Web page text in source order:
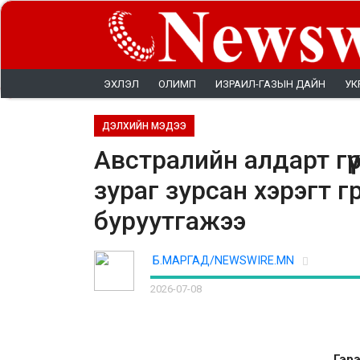
ЭХЛЭЛ ОЛИМП ИЗРАИЛ-ГАЗЫН ДАЙН
ДЭЛХИЙН МЭДЭЭ
Австралийн алдарт
зураг зурсан хэрэгт
буруутгажээ
Б.МАРГАД/NEWSWIRE.MN
2026-07-08